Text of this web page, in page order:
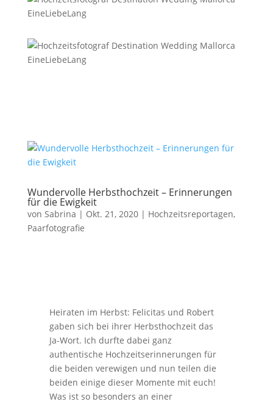
Wundervolle Herbsthochzeit – Erinnerungen
für die Ewigkeit
von Sabrina | Okt. 21, 2020| Hochzeitsreportagen,
Paarfotografie
Heiraten im Herbst: Felicitas und Robert
gaben sich bei ihrer Herbsthochzeit das
Ja-Wort. Ich durfte dabei ganz
authentische Hochzeitserinnerungen für
die beiden verewigen und nun teilen die
beiden einige dieser Momente mit euch!
Was ist so besonders an einer